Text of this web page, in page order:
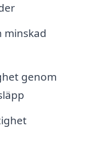
minskad
genom